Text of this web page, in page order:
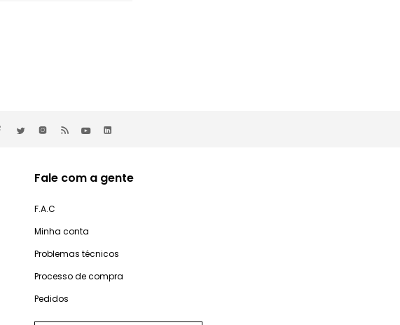
Fale com a gente
F.A.C
Minha conta
Problemas técnicos
Processo de compra
Pedidos